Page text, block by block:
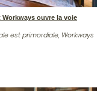
ouvre la voie
est primordiale, Workways